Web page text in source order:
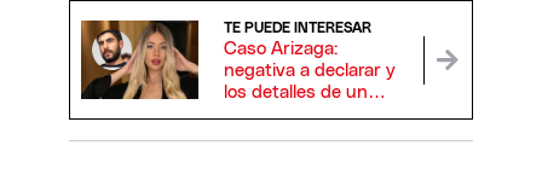
TE PUEDE INTERESAR
Caso Arizaga:
negativa a declarar y
los detalles de un